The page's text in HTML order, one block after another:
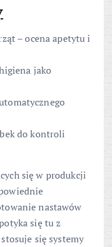
– ocena apetytu i
jako
do kontroli
się w produkcji
nastawów
się tu z
się systemy